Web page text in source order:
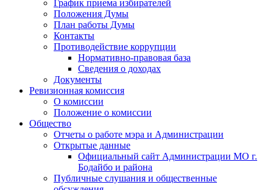
График приема избирателей
Положения Думы
План работы Думы
Контакты
Противодействие коррупции
Нормативно-правовая база
Сведения о доходах
Документы
Ревизионная комиссия
О комиссии
Положение о комиссии
Общество
Отчеты о работе мэра и Администрации
Открытые данные
Официальный сайт Администрации МО г.
Бодайбо и района
Публичные слушания и общественные